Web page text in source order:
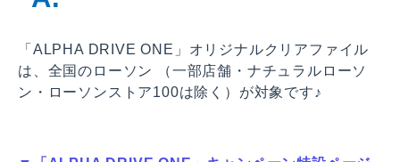
「ALPHA DRIVE ONE」オリジナルクリアファイル
は、全国のローソン （一部店舗・ナチュラルローソ
ン・ローソンストア100は除く）が対象です♪